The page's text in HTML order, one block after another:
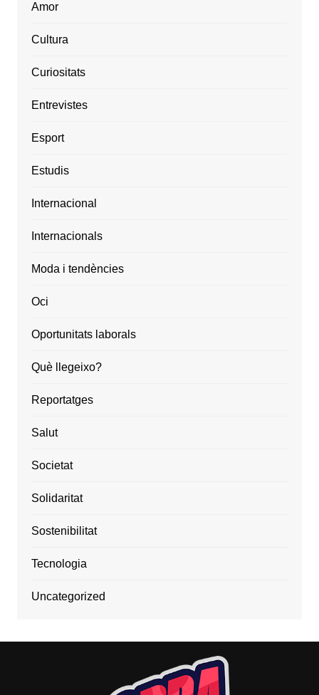
Amor
Cultura
Curiositats
Entrevistes
Esport
Estudis
Internacional
Internacionals
Moda i tendències
Oci
Oportunitats laborals
Què llegeixo?
Reportatges
Salut
Societat
Solidaritat
Sostenibilitat
Tecnologia
Uncategorized